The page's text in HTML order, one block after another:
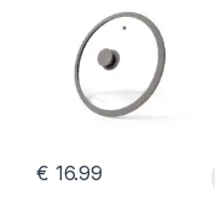
€ 16.99